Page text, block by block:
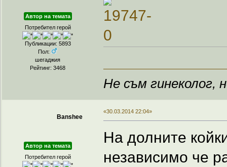
Автор на темата
Потребител герой
Публикации: 5893
Пол:
шегаджия
Рейтинг: 3468
Не съм гинеколог,
Banshee
Автор на темата
Потребител герой
«30.03.2014 22:04»
На долните
независимо че